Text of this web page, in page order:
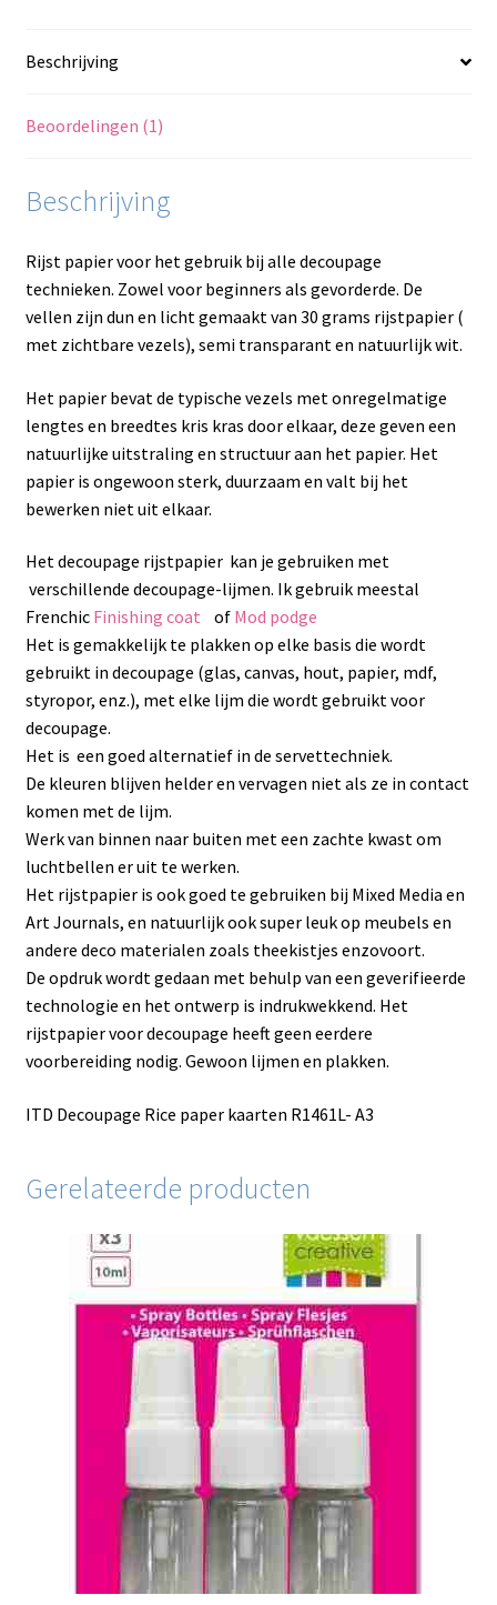
Beschrijving
Beoordelingen (1)
Beschrijving
Rijst papier voor het gebruik bij alle decoupage
technieken. Zowel voor beginners als gevorderde. De
vellen zijn dun en licht gemaakt van 30 grams rijstpapier (
met zichtbare vezels), semi transparant en natuurlijk wit.
Het papier bevat de typische vezels met onregelmatige
lengtes en breedtes kris kras door elkaar, deze geven een
natuurlijke uitstraling en structuur aan het papier. Het
papier is ongewoon sterk, duurzaam en valt bij het
bewerken niet uit elkaar.
Het decoupage rijstpapier kan je gebruiken met
verschillende decoupage-lijmen. Ik gebruik meestal
Frenchic Finishing coat ofMod podge
Het is gemakkelijk te plakken op elke basis die wordt
gebruikt in decoupage (glas, canvas, hout, papier, mdf,
styropor, enz.), met elke lijm die wordt gebruikt voor
decoupage.
Het is een goed alternatief in de servettechniek.
De kleuren blijven helder en vervagen niet als ze in contact
komen met de lijm.
Werk van binnen naar buiten met een zachte kwast om
luchtbellen er uit te werken.
Het rijstpapier is ook goed te gebruiken bij Mixed Media en
Art Journals, en natuurlijk ook super leuk op meubels en
andere deco materialen zoals theekistjes enzovoort.
De opdruk wordt gedaan met behulp van een geverifieerde
technologie en het ontwerp is indrukwekkend. Het
rijstpapier voor decoupage heeft geen eerdere
voorbereiding nodig. Gewoon lijmen en plakken.
ITD Decoupage Rice paper kaarten R1461L- A3
Gerelateerde producten